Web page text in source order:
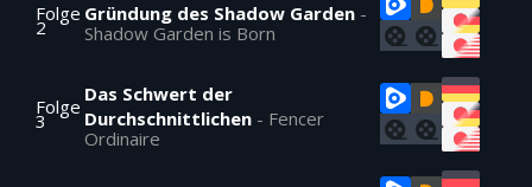
Folge
2
Gründung des Shadow Garden -
Shadow Garden is Born
Folge
3
Das Schwert der
Durchschnittlichen - Fencer
Ordinaire